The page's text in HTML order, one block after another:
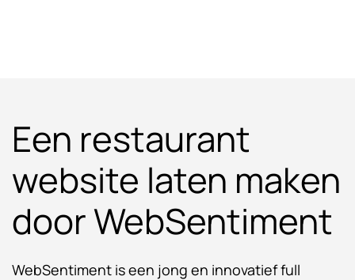
Een restaurant
website laten maken
door WebSentiment
WebSentiment is een jong en innovatief full